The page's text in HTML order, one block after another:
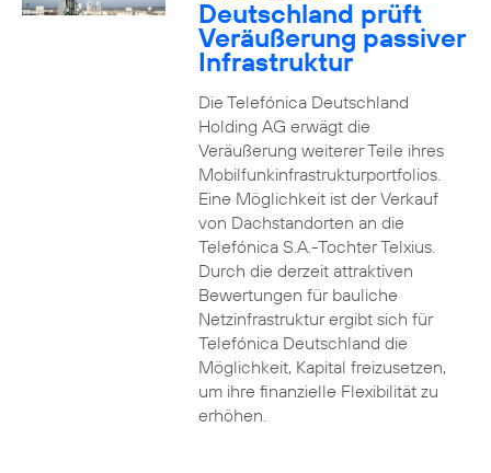
Deutschland prüft
Veräußerung passiver
Infrastruktur
Die Telefónica Deutschland
Holding AG erwägt die
Veräußerung weiterer Teile ihres
Mobilfunkinfrastrukturportfolios.
Eine Möglichkeit ist der Verkauf
von Dachstandorten an die
Telefónica S.A.-Tochter Telxius.
Durch die derzeit attraktiven
Bewertungen für bauliche
Netzinfrastruktur ergibt sich für
Telefónica Deutschland die
Möglichkeit, Kapital freizusetzen,
um ihre finanzielle Flexibilität zu
erhöhen.